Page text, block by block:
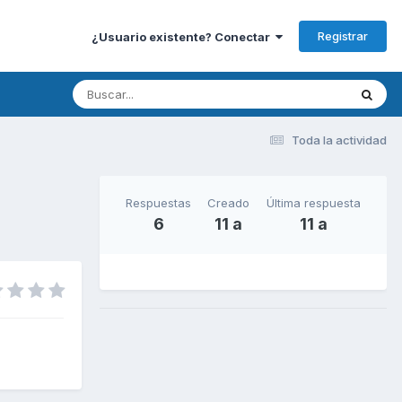
¿Usuario existente? Conectar Registrar
Toda la actividad
Respuestas
6
Creado
11 a
Última respuesta
11 a